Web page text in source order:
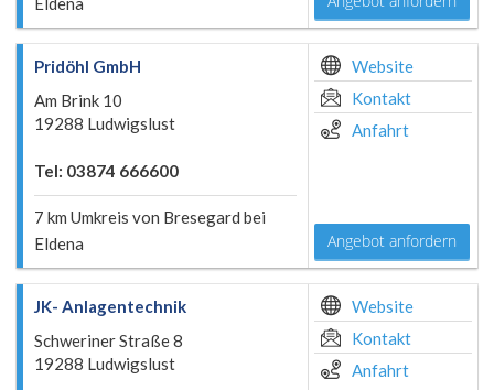
Pridöhl GmbH
Am Brink 10
19288 Ludwigslust
Tel: 03874 666600
7 km Umkreis von Bresegard bei
Eldena
Website
Kontakt
Anfahrt
Angebot anfordern
JK- Anlagentechnik
Schweriner Straße 8
19288 Ludwigslust
Website
Kontakt
Anfahrt